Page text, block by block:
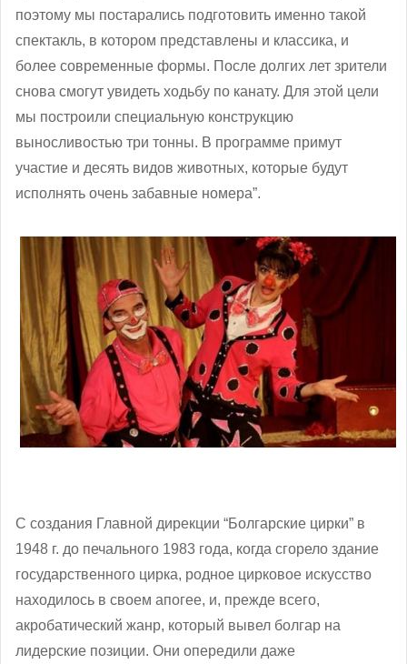
поэтому мы постарались подготовить именно такой
спектакль, в котором представлены и классика, и
более современные формы. После долгих лет зрители
снова смогут увидеть ходьбу по канату. Для этой цели
мы построили специальную конструкцию
выносливостью три тонны. В программе примут
участие и десять видов животных, которые будут
исполнять очень забавные номера”.
С создания Главной дирекции “Болгарские цирки” в
1948 г. до печального 1983 года, когда сгорело здание
государственного цирка, родное цирковое искусство
находилось в своем апогее, и, прежде всего,
акробатический жанр, который вывел болгар на
лидерские позиции. Они опередили даже